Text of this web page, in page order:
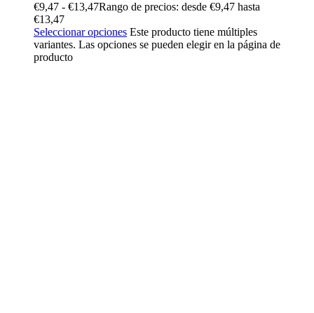
€9,47 - €13,47Rango de precios: desde €9,47 hasta
€13,47
Seleccionar opciones Este producto tiene múltiples
variantes. Las opciones se pueden elegir en la página de
producto